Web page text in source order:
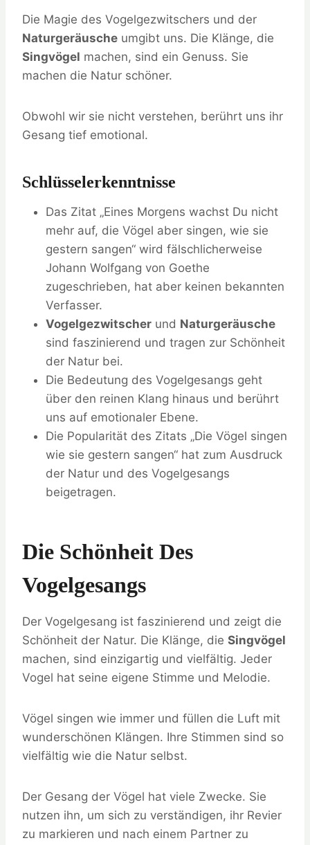
Die Magie des Vogelgezwitschers und der
Naturgeräusche umgibt uns. Die Klänge, die
Singvögel machen, sind ein Genuss. Sie
machen die Natur schöner.
Obwohl wir sie nicht verstehen, berührt uns ihr
Gesang tief emotional.
Schlüsselerkenntnisse
Das Zitat „Eines Morgens wachst Du nicht
mehr auf, die Vögel aber singen, wie sie
gestern sangen“ wird fälschlicherweise
Johann Wolfgang von Goethe
zugeschrieben, hat aber keinen bekannten
Verfasser.
Vogelgezwitscher und Naturgeräusche
sind faszinierend und tragen zur Schönheit
der Natur bei.
Die Bedeutung des Vogelgesangs geht
über den reinen Klang hinaus und berührt
uns auf emotionaler Ebene.
Die Popularität des Zitats „Die Vögel singen
wie sie gestern sangen“ hat zum Ausdruck
der Natur und des Vogelgesangs
beigetragen.
Die Schönheit Des
Vogelgesangs
Der Vogelgesang ist faszinierend und zeigt die
Schönheit der Natur. Die Klänge, die Singvögel
machen, sind einzigartig und vielfältig. Jeder
Vogel hat seine eigene Stimme und Melodie.
Vögel singen wie immer und füllen die Luft mit
wunderschönen Klängen. Ihre Stimmen sind so
vielfältig wie die Natur selbst.
Der Gesang der Vögel hat viele Zwecke. Sie
nutzen ihn, um sich zu verständigen, ihr Revier
zu markieren und nach einem Partner zu